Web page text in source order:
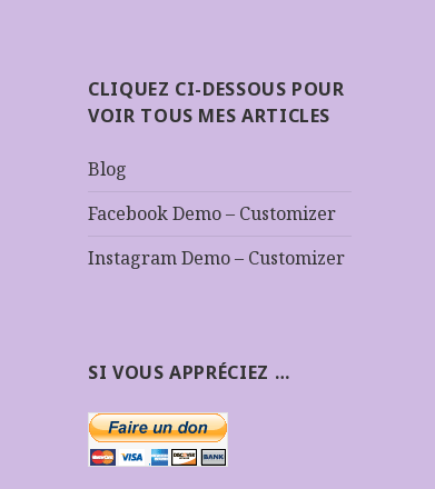
CLIQUEZ CI-DESSOUS POUR
VOIR TOUS MES ARTICLES
Blog
Facebook Demo – Customizer
Instagram Demo – Customizer
SI VOUS APPRÉCIEZ …